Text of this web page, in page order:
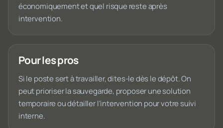
économiquement et quel risque reste après
intervention.
Pour les pros
Si le poste sert à travailler, dites-le dès le dépôt. On
peut prioriser la sauvegarde, proposer une solution
temporaire ou détailler l'intervention pour votre suivi
interne.